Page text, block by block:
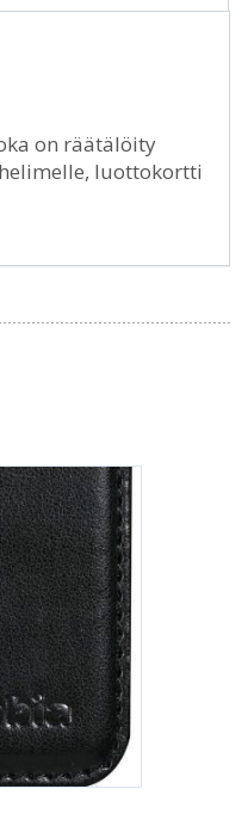
on räätälöity
luottokortti